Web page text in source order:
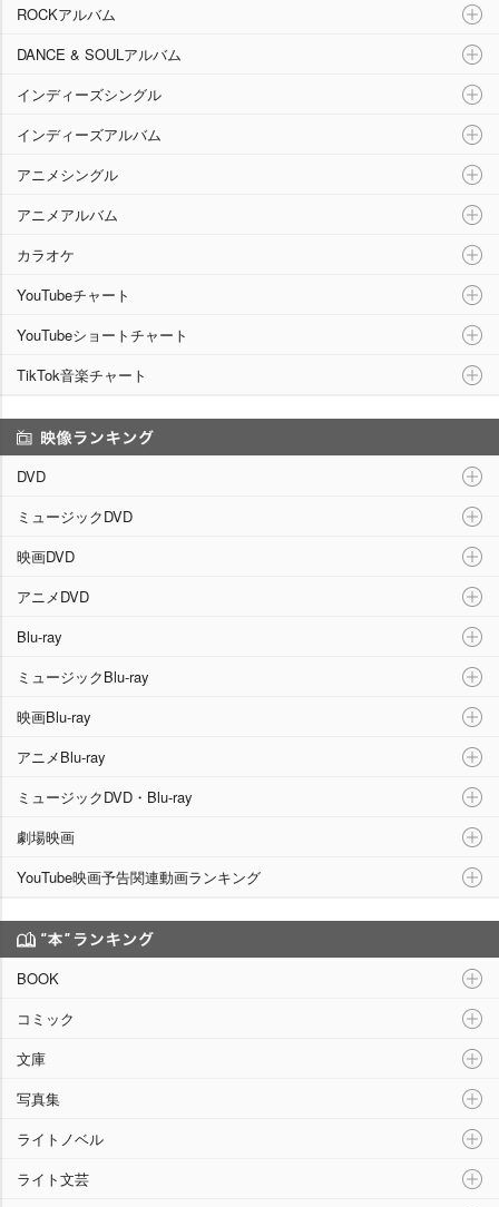
ROCKアルバム
DANCE & SOULアルバム
インディーズシングル
インディーズアルバム
アニメシングル
アニメアルバム
カラオケ
YouTubeチャート
YouTubeショートチャート
TikTok音楽チャート
DVD
ミュージックDVD
映画DVD
アニメDVD
Blu-ray
ミュージックBlu-ray
映画Blu-ray
アニメBlu-ray
ミュージックDVD・Blu-ray
劇場映画
YouTube映画予告関連動画ランキング
BOOK
コミック
文庫
写真集
ライトノベル
ライト文芸